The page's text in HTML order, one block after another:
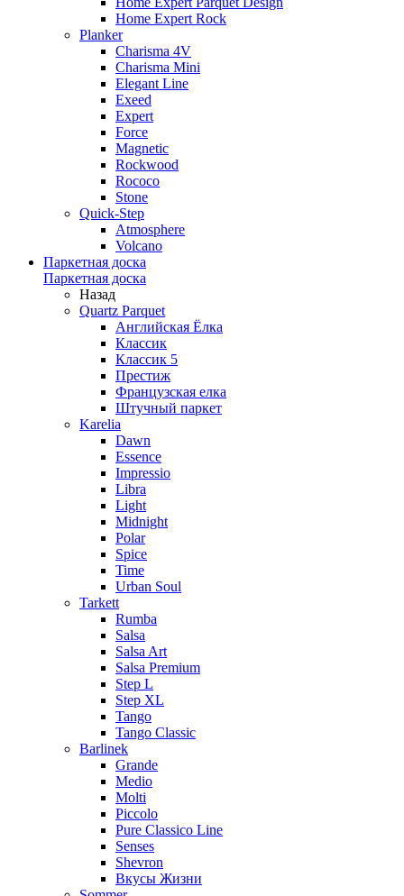
Home Expert Rock
Planker
Charisma 4V
Charisma Mini
Elegant Line
Exeed
Expert
Force
Magnetic
Rockwood
Rococo
Stone
Quick-Step
Atmosphere
Volcano
Паркетная доска
Паркетная доска
Назад
Quartz Parquet
Английская Ёлка
Классик
Классик 5
Престиж
Французская елка
Штучный паркет
Karelia
Dawn
Essence
Impressio
Libra
Light
Midnight
Polar
Spice
Time
Urban Soul
Tarkett
Rumba
Salsa
Salsa Art
Salsa Premium
Step L
Step XL
Tango
Tango Classic
Barlinek
Grande
Medio
Molti
Piccolo
Pure Classico Line
Senses
Shevron
Вкусы Жизни